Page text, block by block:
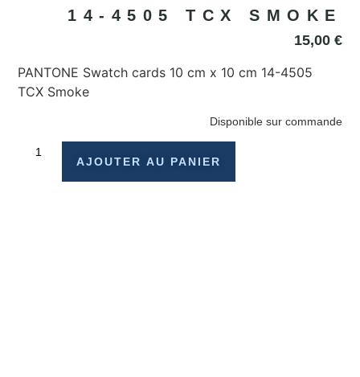
14-4505 TCX SMOKE
15,00 €
PANTONE Swatch cards 10 cm x 10 cm 14-4505
TCX Smoke
Disponible sur commande
AJOUTER AU PANIER